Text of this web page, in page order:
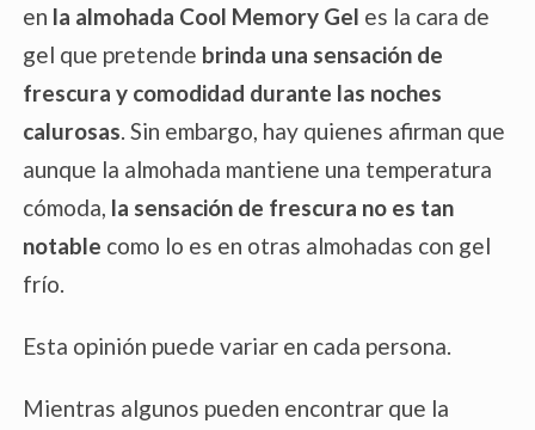
en la almohada Cool Memory Gel es la cara de
gel que pretende brinda una sensación de
frescura y comodidad durante las noches
calurosas. Sin embargo, hay quienes afirman que
aunque la almohada mantiene una temperatura
cómoda, la sensación de frescura no es tan
notable como lo es en otras almohadas con gel
frío.
Esta opinión puede variar en cada persona.
Mientras algunos pueden encontrar que la